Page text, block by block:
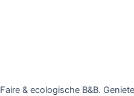
Faire & ecologische B&B.